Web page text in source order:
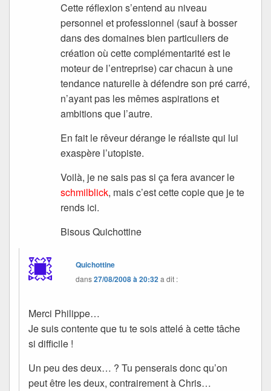
Cette réflexion s’entend au niveau
personnel et professionnel (sauf à bosser
dans des domaines bien particuliers de
création où cette complémentarité est le
moteur de l’entreprise) car chacun à une
tendance naturelle à défendre son pré carré,
n’ayant pas les mêmes aspirations et
ambitions que l’autre.
En fait le rêveur dérange le réaliste qui lui
exaspère l’utopiste.
Voilà, je ne sais pas si ça fera avancer le
schmilblick, mais c’est cette copie que je te
rends ici.
Bisous Quichottine
Quichottine
dans27/08/2008 à 20:32a dit :
Merci Philippe…
Je suis contente que tu te sois attelé à cette tâche
si difficile !
Un peu des deux… ? Tu penserais donc qu’on
peut être les deux, contrairement à Chris…